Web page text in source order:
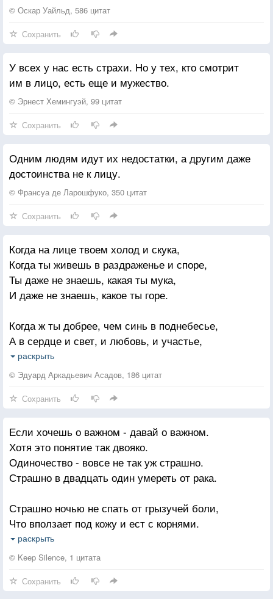
© Оскар Уайльд, 586 цитат
Сохранить
У всех у нас есть страхи. Но у тех, кто смотрит
им в лицо, есть еще и мужество.
© Эрнест Хемингуэй, 99 цитат
Сохранить
Одним людям идут их недостатки, а другим даже
достоинства не к лицу.
© Франсуа де Ларошфуко, 350 цитат
Сохранить
Когда на лице твоем холод и скука,
Когда ты живешь в раздраженье и споре,
Ты даже не знаешь, какая ты мука,
И даже не знаешь, какое ты горе.
Когда ж ты добрее, чем синь в поднебесье,
А в сердце и свет, и любовь, и участье,
Ты даже не знаешь, какая ты песня,
И даже не знаешь, какое ты счастье!
раскрыть
© Эдуард Аркадьевич Асадов, 186 цитат
Сохранить
Если хочешь о важном - давай о важном.
Хотя это понятие так двояко.
Одиночество - вовсе не так уж страшно.
Страшно в двадцать один умереть от рака.
Страшно ночью не спать от грызучей боли,
Что вползает под кожу и ест с корнями.
А ты роешь могилу от слов "уволен",
Или "лучше остаться с тобой друзьями".
Говоришь, как пугающи предпосылки
раскрыть
© Keep Silence, 1 цитата
Сохранить